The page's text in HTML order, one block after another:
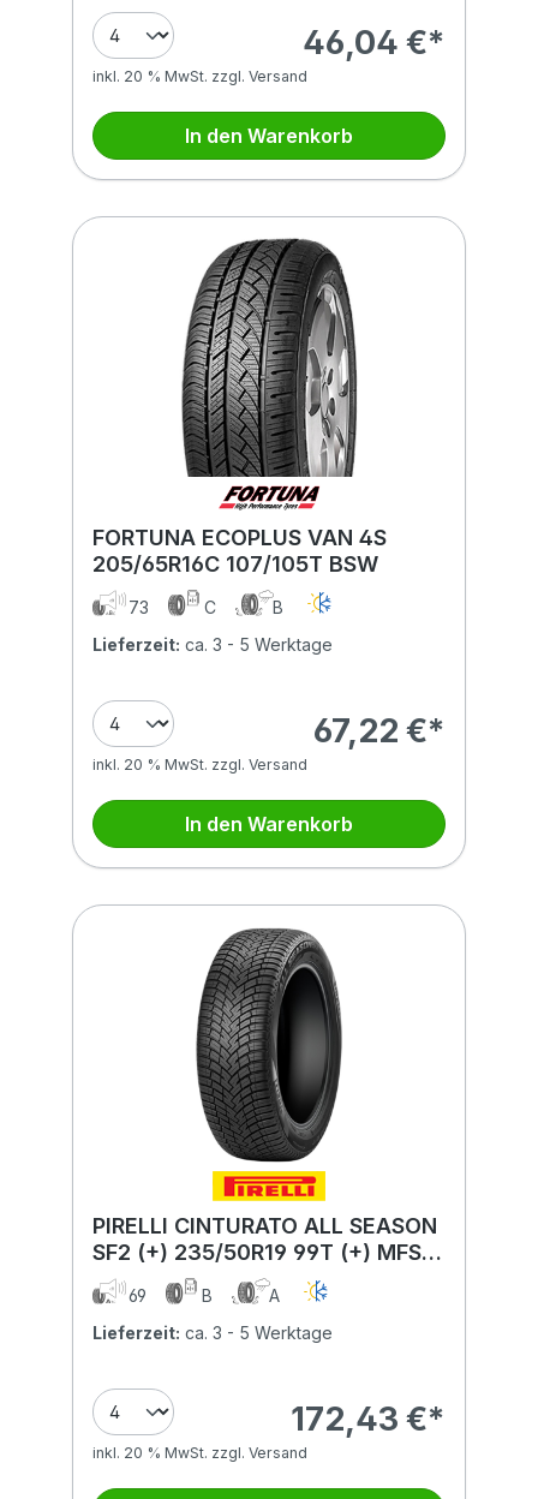
46,04 €*
inkl. 20 % MwSt. zzgl. Versand
In den Warenkorb
FORTUNA ECOPLUS VAN 4S
205/65R16C 107/105T BSW
73 C
B
Lieferzeit: ca. 3 - 5 Werktage
67,22 €*
inkl. 20 % MwSt. zzgl. Versand
In den Warenkorb
PIRELLI CINTURATO ALL SEASON
SF2 (+) 235/50R19 99T (+) MFS
BSW
69 B
A
Lieferzeit: ca. 3 - 5 Werktage
172,43 €*
inkl. 20 % MwSt. zzgl. Versand